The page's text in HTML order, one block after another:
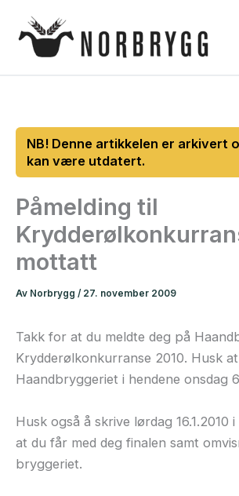
rett
Påmelding til
mottatt
Av Norbrygg / 27. november 2009
Takk for at du meldte deg på
Krydderølkonkurranse 2010. Husk
Haandbryggeriet i hendene onsdag
Husk også å skrive lørdag 16.1.2010
at du får med deg finalen samt
bryggeriet.